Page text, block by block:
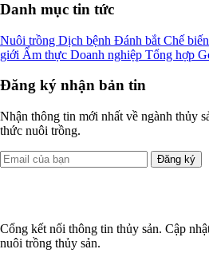
Danh mục tin tức
Nuôi trồng Dịch bệnh Đánh bắt Chế biến
giới Ẩm thực Doanh nghiệp Tổng hợp
Đăng ký nhận bản tin
Nhận thông tin mới nhất về ngành thủy
thức nuôi trồng.
Đăng ký
Cổng kết nối thông tin thủy sản. Cập
nuôi trồng thủy sản.